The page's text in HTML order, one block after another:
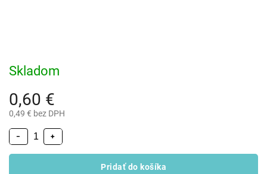
0,60 €
0,49 € bez DPH
Skladom
+
−
Pridať do košíka